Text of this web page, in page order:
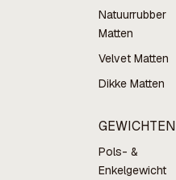
Natuurrubber
Matten
Velvet Matten
Dikke Matten
GEWICHTEN
Pols- &
Enkelgewicht